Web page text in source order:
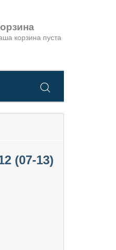
корзина пуста
(07-13)